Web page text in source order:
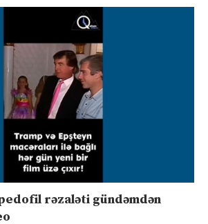
rəzaləti gündəmdən